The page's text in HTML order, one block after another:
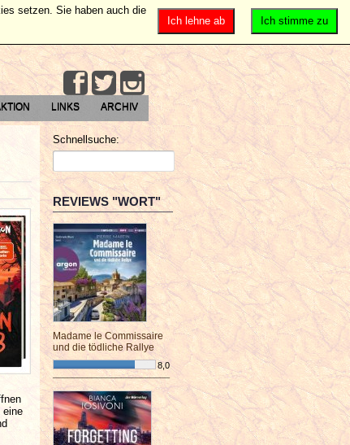
LINKS ARCHIV
eine
Schnellsuche:
REVIEWS "WORT"
Madame le Commissaire
und die tödliche Rallye
8,0
¯¯¯¯¯¯¯¯¯¯¯¯¯¯¯¯¯¯¯¯¯¯¯¯
Ich stimme zu
Ich lehne ab
setzen. Sie haben auch die